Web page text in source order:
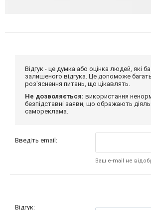
Відгук - це думка або оцінка людей,
залишеного відгука. Це допоможе
роз'яснення питань, що цікавлять.
Не дозволяється: використання
безпідставні заяви, що ображають
самореклама.
Введіть email:
Ваш e-mail не
Відгук: